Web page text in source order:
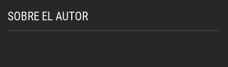
SOBRE EL AUTOR